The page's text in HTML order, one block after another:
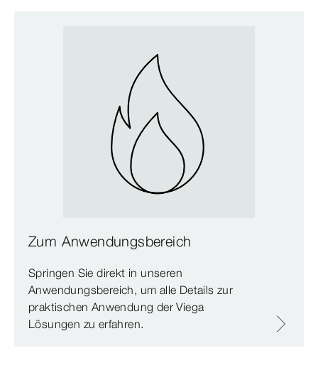
Zum Anwendungsbereich
Springen Sie direkt in unseren
Anwendungsbereich, um alle Details zur
praktischen Anwendung der Viega
Lösungen zu erfahren.